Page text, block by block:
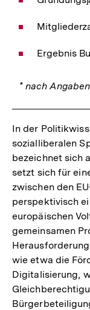
Ergebnis
* nach
In der
sozialliberalen
bezeichnet sich
setzt sich für
zwischen den
perspektivisch
europäischen
gemeinsamen
wie etwa die
Digitalisierung,